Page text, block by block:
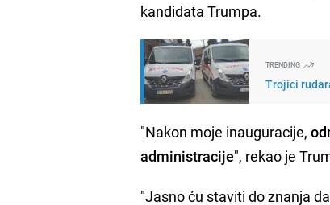
kandidata Trumpa.
TRENDING
Trojici
"Nakon moje inauguracije,
administracije", rekao je
"Jasno ću staviti do znanja da